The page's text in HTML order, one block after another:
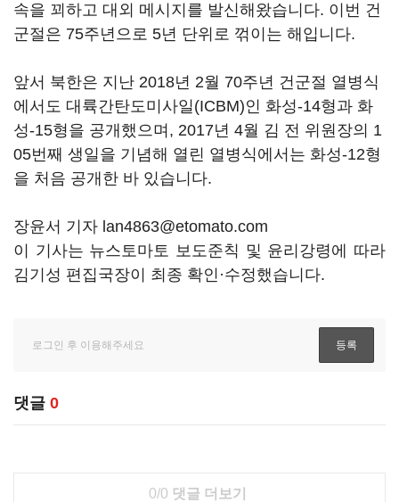
속을 꾀하고 대외 메시지를 발신해왔습니다. 이번 건
군절은 75주년으로 5년 단위로 꺾이는 해입니다.
앞서 북한은 지난 2018년 2월 70주년 건군절 열병식
에서도 대륙간탄도미사일(ICBM)인 화성-14형과 화
성-15형을 공개했으며, 2017년 4월 김 전 위원장의 1
05번째 생일을 기념해 열린 열병식에서는 화성-12형
을 처음 공개한 바 있습니다.
장윤서 기자 lan4863@etomato.com
이 기사는 뉴스토마토 보도준칙 및 윤리강령에 따라
김기성 편집국장이 최종 확인·수정했습니다.
댓글 0
0/0 댓글 더보기